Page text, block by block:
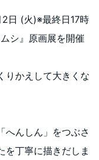
日 (火)※最終日17時
シ』原画展を開催
りかえして大きくな
へんしん」をつぶさ
を丁寧に描きだしま